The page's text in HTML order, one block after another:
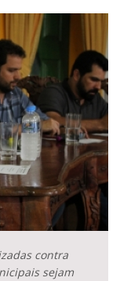
contra
sejam